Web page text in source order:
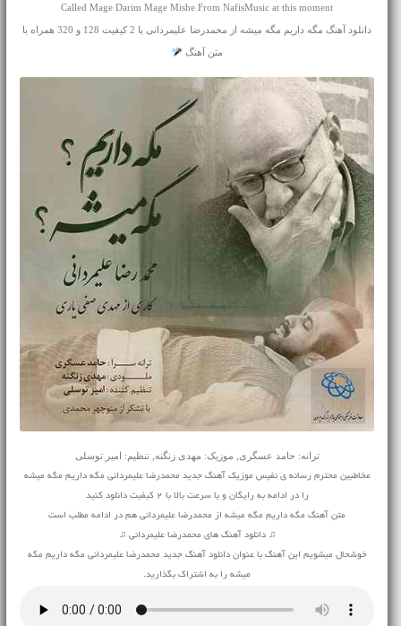
Called Mage Darim Mage Mishe From NafisMusic at this moment
دانلود آهنگ مگه داریم مگه میشه از محمدرضا علیمردانی با 2 کیفیت 128 و 320 همراه با
متن آهنگ
ترانه: حامد عسگری, موزیک: مهدی زنگنه, تنظیم: امیر توسلی
مخاطبین محترم رسانه ی نفیس موزیک آهنگ جدید محمدرضا علیمردانی مگه داریم مگه میشه
را در ادامه به رایگان و با سرعت بالا با 2 کیفیت دانلود کنید
متن آهنگ مگه داریم مگه میشه از محمدرضا علیمردانی هم در ادامه مطلب است
♫ دانلود آهنگ های محمدرضا علیمردانی ♫
خوشحال میشویم این آهنگ با عنوان دانلود آهنگ جدید محمدرضا علیمردانی مگه داریم مگه
میشه را به اشتراک بگذارید.